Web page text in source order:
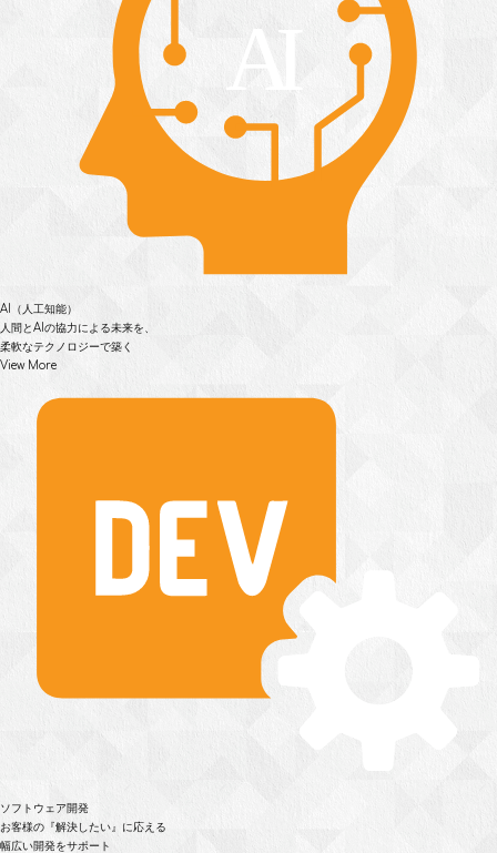
AI（人工知能）
人間とAIの協力による未来を、
柔軟なテクノロジーで築く
View More
ソフトウェア開発
お客様の『解決したい』に応える
幅広い開発をサポート